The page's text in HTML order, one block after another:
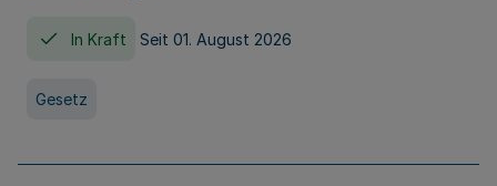
In Kraft Seit 01. August 2026
Gesetz